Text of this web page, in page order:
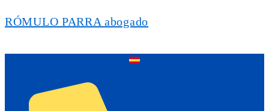
RÓMULO PARRA abogado